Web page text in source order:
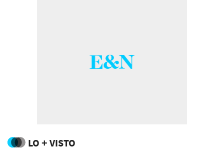
LO + VISTO